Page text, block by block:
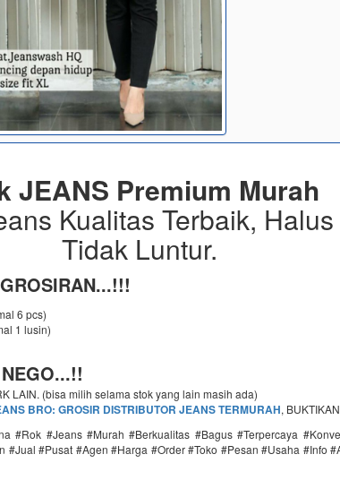
JEANS Premium Murah
Kualitas Terbaik,
Tidak Luntur.
6 pcs)
1 lusin)
LAIN. (bisa milih selama stok yang lain masih ada)
BRO: GROSIR DISTRIBUTOR JEANS TERMURAH, BUKTIKAN
#Rok #Jeans #Murah #Berkualitas #Bagus #Terpercaya
#Jual #Pusat #Agen #Harga #Order #Toko #Pesan #Usaha #Info